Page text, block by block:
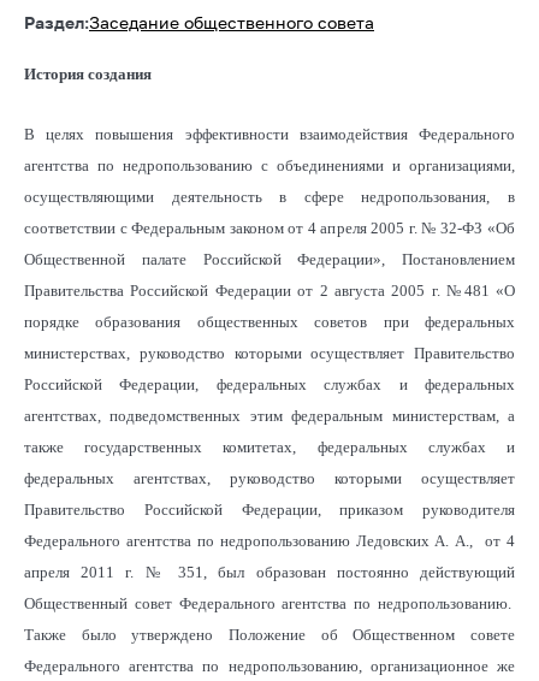
Раздел:Заседание общественного совета
История создания
В целях повышения эффективности взаимодействия Федерального
агентства по недропользованию с объединениями и организациями,
осуществляющими деятельность в сфере недропользования, в
соответствии с Федеральным законом от 4 апреля 2005 г. № 32-ФЗ «Об
Общественной палате Российской Федерации», Постановлением
Правительства Российской Федерации от 2 августа 2005 г. №481 «О
порядке образования общественных советов при федеральных
министерствах, руководство которыми осуществляет Правительство
Российской Федерации, федеральных службах и федеральных
агентствах, подведомственных этим федеральным министерствам, а
также государственных комитетах, федеральных службах и
федеральных агентствах, руководство которыми осуществляет
Правительство Российской Федерации, приказом руководителя
Федерального агентства по недропользованию Ледовских А. А., от 4
апреля 2011 г. № 351, был образован постоянно действующий
Общественный совет Федерального агентства по недропользованию.
Также было утверждено Положение об Общественном совете
Федерального агентства по недропользованию, организационное же